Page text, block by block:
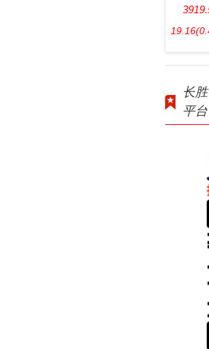
19.16
长
平台